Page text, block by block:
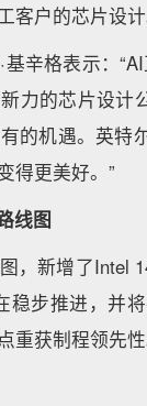
客户的芯片设计
辛格表示：
力的芯片设
机遇。英特
得更美好。”
线图
，新增了Intel
稳步推进，并
重获制程领先性